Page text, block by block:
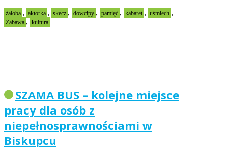
żałoba , aktorka , skecz , dowcipy , pamięć , kabaret , uśmiech ,
Zabawa , kultura
SZAMA BUS – kolejne miejsce
pracy dla osób z
niepełnosprawnościami w
Biskupcu